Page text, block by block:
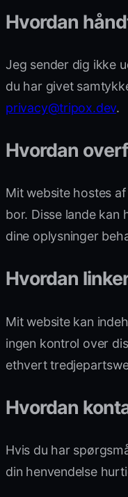
Hvordan
Jeg sender dig ikke
du har givet
privacy@tripox.dev.
Hvordan
Mit website hostes
bor. Disse lande kan
dine oplysninger
Hvordan
Mit website kan
ingen kontrol over
ethvert
Hvordan
Hvis du har
din henvendelse